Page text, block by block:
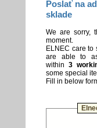
Poslať na
sklade
We are sorry,
moment.
ELNEC care to
are able to
within 3
some special
Fill in below